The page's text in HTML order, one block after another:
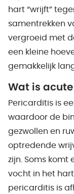
hart “wrijft”
samentrekken
vergroeid met
een kleine
gemakkelijk
Wat is
Pericarditis is
waardoor de
gezwollen en
optredende
zijn. Soms komt
vocht in het
pericarditis is